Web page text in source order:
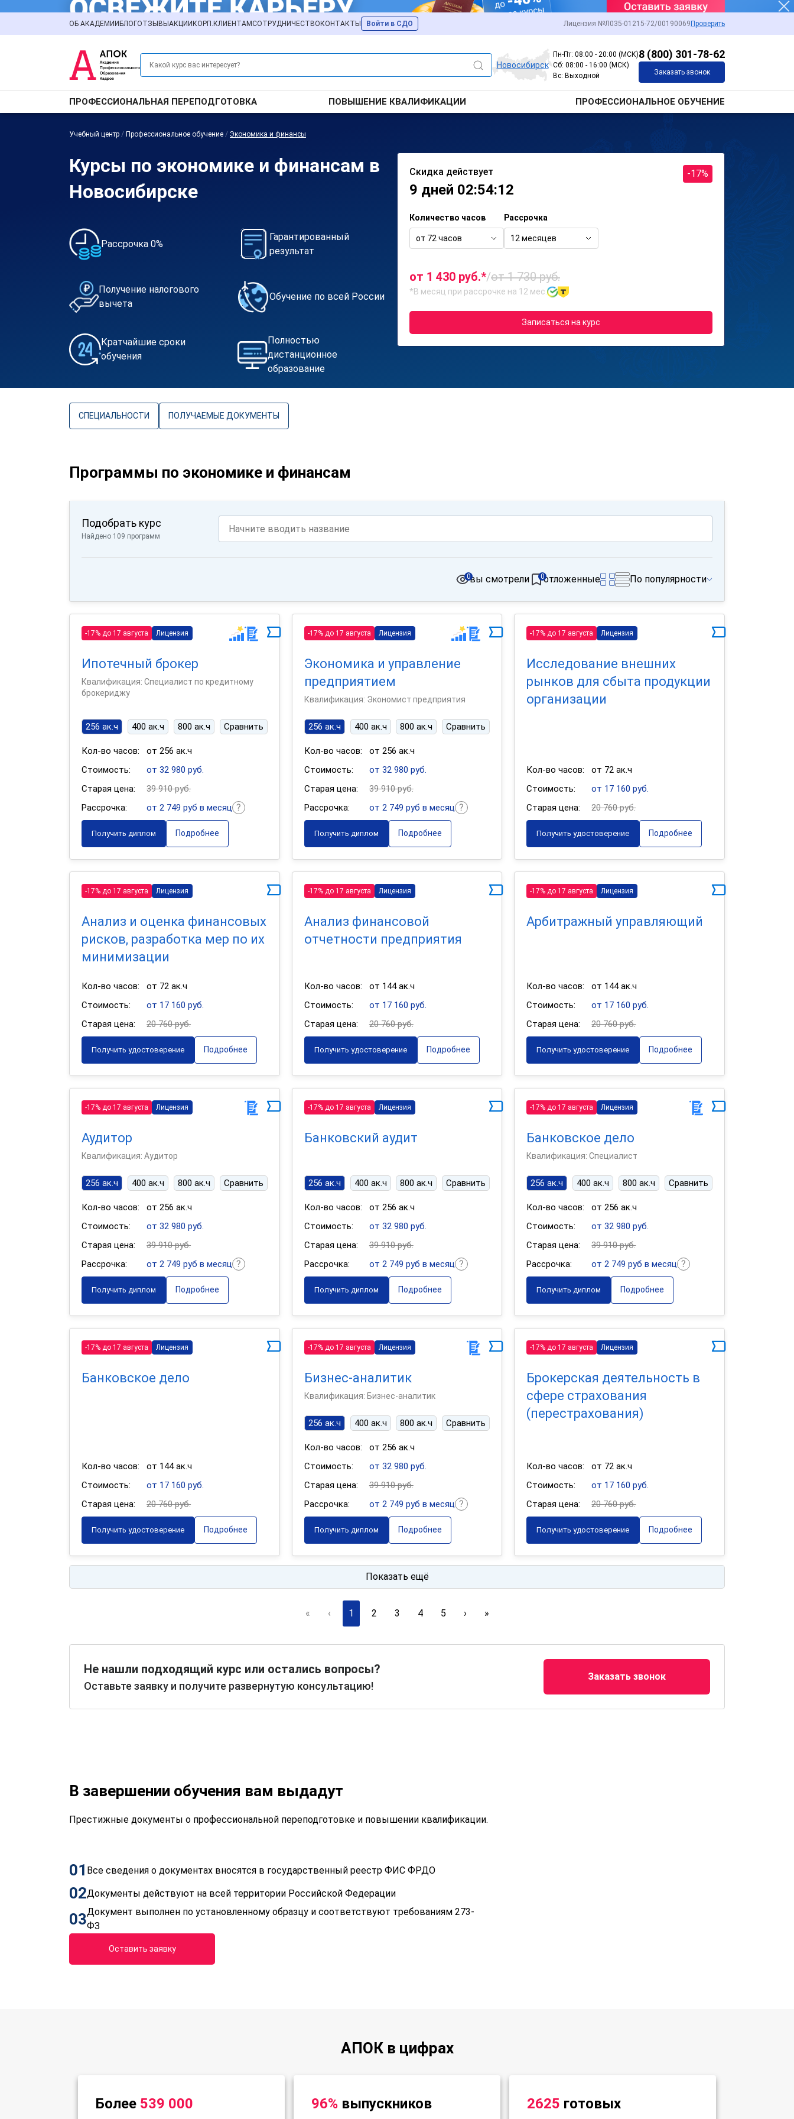
ОБ АКАДЕМИИ БЛОГОТЗЫВЫ АКЦИИ КОРП.КЛИЕНТАМСОТРУДНИЧЕСТВО КОНТАКТЫ Войти в СДО Лицензия №Л035-01215-72/00190069 Проверить
Новосибирск
Пн-Пт: 08:00 - 20:00 (МСК)
Сб: 08:00 - 16:00 (МСК)
Вс: Выходной
8 (800) 301-78-62
Заказать звонок
ПРОФЕССИОНАЛЬНАЯ ПЕРЕПОДГОТОВКА ПОВЫШЕНИЕ КВАЛИФИКАЦИИ ПРОФЕССИОНАЛЬНОЕ ОБУЧЕНИЕ
Учебный центр / Профессиональное обучение / Экономика и финансы
Курсы по экономике и финансам в
Новосибирске
Рассрочка 0%
Гарантированный
результат
Получение налогового
вычета
Обучение по всей России
Кратчайшие сроки
обучения
Полностью
дистанционное
образование
Скидка действует
9 дней 02:54:12
-17%
Количество часов
от 72 часов
Рассрочка
12 месяцев
от 1 430 руб.*/от 1 730 руб.
*В месяц при рассрочке на 12 мес.
Записаться на курс
СПЕЦИАЛЬНОСТИ ПОЛУЧАЕМЫЕ ДОКУМЕНТЫ
Программы по экономике и финансам
Подобрать курс
Найдено 109 программ
вы смотрели
0 отложенные
0 По популярности
-17% до 17 августа Лицензия
Ипотечный брокер
Квалификация: Специалист по кредитному
брокериджу
256 ак.ч 400 ак.ч 800 ак.ч Сравнить
Кол-во часов:
от 256 ак.ч
Стоимость:
от 32 980 руб.
Старая цена:
39 910 руб.
Рассрочка:
от 2 749 руб в месяц
Получить диплом Подробнее
-17% до 17 августа Лицензия
Экономика и управление
предприятием
Квалификация: Экономист предприятия
256 ак.ч 400 ак.ч 800 ак.ч Сравнить
Кол-во часов:
от 256 ак.ч
Стоимость:
от 32 980 руб.
Старая цена:
39 910 руб.
Рассрочка:
от 2 749 руб в месяц
Получить диплом Подробнее
-17% до 17 августа Лицензия
Исследование внешних
рынков для сбыта продукции
организации
Кол-во часов:
от 72 ак.ч
Стоимость:
от 17 160 руб.
Старая цена:
20 760 руб.
Получить удостоверение Подробнее
-17% до 17 августа Лицензия
Анализ и оценка финансовых
рисков, разработка мер по их
минимизации
Кол-во часов:
от 72 ак.ч
Стоимость:
от 17 160 руб.
Старая цена:
20 760 руб.
Получить удостоверение Подробнее
-17% до 17 августа Лицензия
Анализ финансовой
отчетности предприятия
Кол-во часов:
от 144 ак.ч
Стоимость:
от 17 160 руб.
Старая цена:
20 760 руб.
Получить удостоверение Подробнее
-17% до 17 августа Лицензия
Арбитражный управляющий
Кол-во часов:
от 144 ак.ч
Стоимость:
от 17 160 руб.
Старая цена:
20 760 руб.
Получить удостоверение Подробнее
-17% до 17 августа Лицензия
Аудитор
Квалификация: Аудитор
256 ак.ч 400 ак.ч 800 ак.ч Сравнить
Кол-во часов:
от 256 ак.ч
Стоимость:
от 32 980 руб.
Старая цена:
39 910 руб.
Рассрочка:
от 2 749 руб в месяц
Получить диплом Подробнее
-17% до 17 августа Лицензия
Банковский аудит
256 ак.ч 400 ак.ч 800 ак.ч Сравнить
Кол-во часов:
от 256 ак.ч
Стоимость:
от 32 980 руб.
Старая цена:
39 910 руб.
Рассрочка:
от 2 749 руб в месяц
Получить диплом Подробнее
-17% до 17 августа Лицензия
Банковское дело
Квалификация: Специалист
256 ак.ч 400 ак.ч 800 ак.ч Сравнить
Кол-во часов:
от 256 ак.ч
Стоимость:
от 32 980 руб.
Старая цена:
39 910 руб.
Рассрочка:
от 2 749 руб в месяц
Получить диплом Подробнее
-17% до 17 августа Лицензия
Банковское дело
Кол-во часов:
от 144 ак.ч
Стоимость:
от 17 160 руб.
Старая цена:
20 760 руб.
Получить удостоверение Подробнее
-17% до 17 августа Лицензия
Бизнес-аналитик
Квалификация: Бизнес-аналитик
256 ак.ч 400 ак.ч 800 ак.ч Сравнить
Кол-во часов:
от 256 ак.ч
Стоимость:
от 32 980 руб.
Старая цена:
39 910 руб.
Рассрочка:
от 2 749 руб в месяц
Получить диплом Подробнее
-17% до 17 августа Лицензия
Брокерская деятельность в
сфере страхования
(перестрахования)
Кол-во часов:
от 72 ак.ч
Стоимость:
от 17 160 руб.
Старая цена:
20 760 руб.
Получить удостоверение Подробнее
Показать ещё
« ‹ 1 2 3 4 5 › »
Не нашли подходящий курс или остались вопросы?
Оставьте заявку и получите развернутую консультацию!
Заказать звонок
В завершении обучения вам выдадут
Престижные документы о профессиональной переподготовке и повышении квалификации.
01 Все сведения о документах вносятся в государственный реестр ФИС ФРДО
02Документы действуют на всей территории Российской Федерации
03Документ выполнен по установленному образцу и соответствуют требованиям 273-
ФЗ
Оставить заявку
АПОК в цифрах
Более 539 000 96% выпускников 2625 готовых